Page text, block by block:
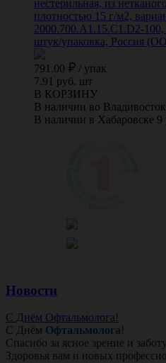
нестерильная, из
плотностью 15 г/м2,
2000.700.A1.15.C1.D2-
штук/упаковка, Россия
791.00 / упак
7.91 руб. шт
В КОРЗИНУ
В наличии во
В наличии в Хабаровске 9
Новости
С Днём Офтальмолога!
С Днём Офтальмолога!
Спасибо за ясное зрение и
Здоровья вам и новых